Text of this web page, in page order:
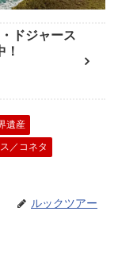
ドジャース
遺産
／コネタ
ルックツアー